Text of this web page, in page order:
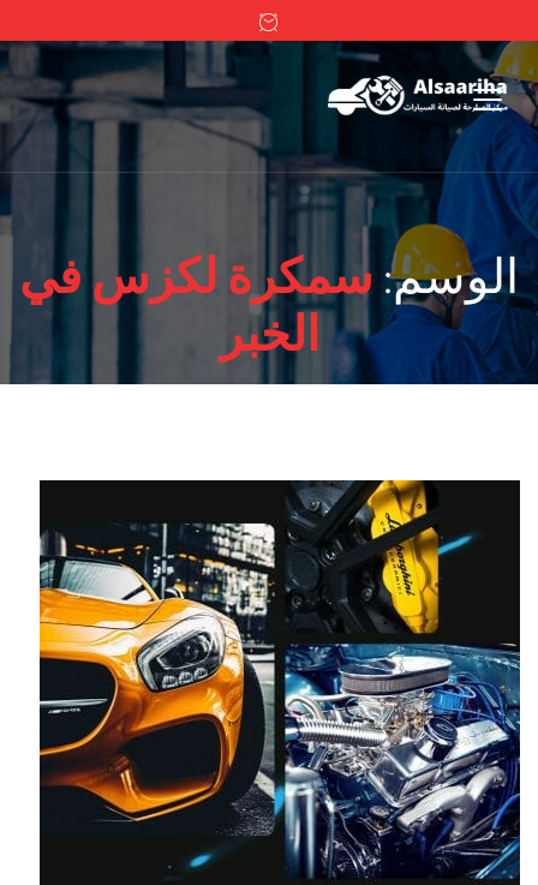
الوسم: سمكرة لكزس في
الخبر